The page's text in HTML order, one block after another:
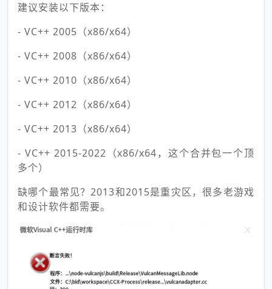
建议安装以下版本：
- VC++ 2005（x86/x64）
- VC++ 2008（x86/x64）
- VC++ 2010（x86/x64）
- VC++ 2012（x86/x64）
- VC++ 2013（x86/x64）
- VC++ 2015-2022（x86/x64，这个合并包一个顶
多个）
缺哪个最常见？2013和2015是重灾区，很多老游戏
和设计软件都需要。